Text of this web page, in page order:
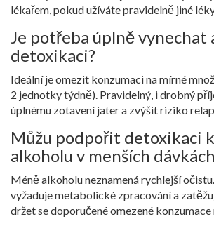
lékařem, pokud užíváte pravidelně jiné
Je potřeba úplně vynechat
detoxikaci?
Ideální je omezit konzumaci na mírné
2 jednotky týdně). Pravidelný, i drobný
úplnému zotavení jater a zvýšit riziko
Můžu podpořit detoxikaci
alkoholu v menších
Méně alkoholu neznamená rychlejší
vyžaduje metabolické zpracování a
držet se doporučené omezené konzumace